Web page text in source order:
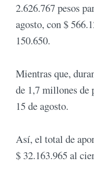
2.626.767 pesos
agosto, con $
150.650.
Mientras que,
de 1,7 millones de
15 de agosto.
Así, el total de
$ 32.163.965 al